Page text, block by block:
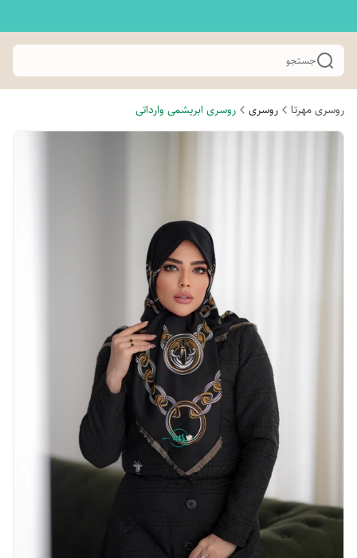
جستجو
روسری مهرتا روسری روسری ابریشمی وارداتی